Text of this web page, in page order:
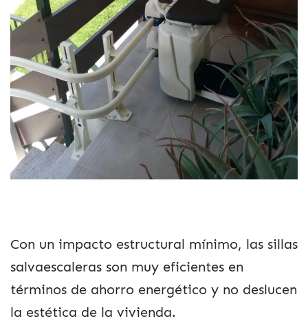
Con un impacto estructural mínimo, las sillas
salvaescaleras son muy eficientes en
términos de ahorro energético y no deslucen
la estética de la vivienda.